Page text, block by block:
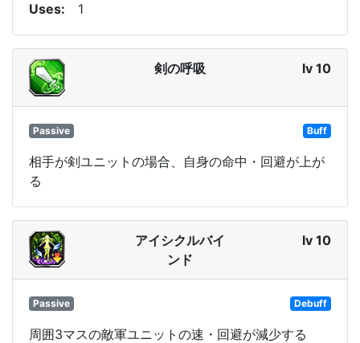
Uses
1
剣の呼吸 lv 10
Passive Buff
相手が剣ユニットの場合、自身の命中・回避が上が
る
アイシクルバイ
ンド
lv 10
Passive Debuff
周囲3マスの敵軍ユニットの速・回避が減少する